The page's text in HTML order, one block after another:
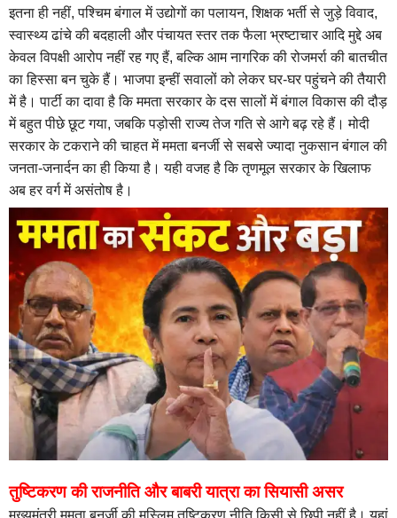
इतना ही नहीं, पश्चिम बंगाल में उद्योगों का पलायन, शिक्षक भर्ती से जुड़े विवाद,
स्वास्थ्य ढांचे की बदहाली और पंचायत स्तर तक फैला भ्रष्टाचार आदि मुद्दे अब
केवल विपक्षी आरोप नहीं रह गए हैं, बल्कि आम नागरिक की रोजमर्रा की बातचीत
का हिस्सा बन चुके हैं। भाजपा इन्हीं सवालों को लेकर घर-घर पहुंचने की तैयारी
में है। पार्टी का दावा है कि ममता सरकार के दस सालों में बंगाल विकास की दौड़
में बहुत पीछे छूट गया, जबकि पड़ोसी राज्य तेज गति से आगे बढ़ रहे हैं। मोदी
सरकार के टकराने की चाहत में ममता बनर्जी से सबसे ज्यादा नुकसान बंगाल की
जनता-जनार्दन का ही किया है। यही वजह है कि तृणमूल सरकार के खिलाफ
अब हर वर्ग में असंतोष है।
तुष्टिकरण की राजनीति और बाबरी यात्रा का सियासी असर
मुख्यमंत्री ममता बनर्जी की मुस्लिम तुष्टिकरण नीति किसी से छिपी नहीं है। यहां